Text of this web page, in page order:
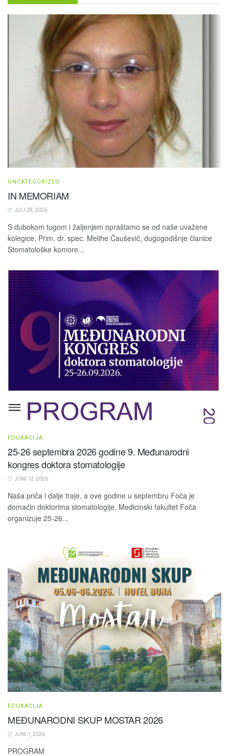
UNCATEGORIZED
IN MEMORIAM
JULI 28, 2026
S dubokom tugom i žaljenjem opraštamo se od naše uvažene
kolegice, Prim. dr. spec. Melihe Čaušević, dugogodišnje članice
Stomatološke komore...
EDUKACIJA
25-26 septembra 2026 godine 9. Međunarodni
kongres doktora stomatologije
JUNI 12, 2026
Naša priča i dalje traje, a ove godine u septembru Foča je
domaćin doktorima stomatologije. Medicinski fakultet Foča
organizuje 25-26...
EDUKACIJA
MEĐUNARODNI SKUP MOSTAR 2026
JUNI 1, 2026
PROGRAM